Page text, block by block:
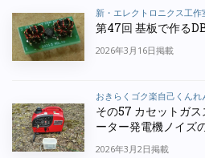
新・エレクトロニクス工作
第47回 基板で作る
2026年3月16日掲載
おきらくゴク楽自己くんれ
その57 カセットガ
ーター発電機ノイズ
2026年3月2日掲載